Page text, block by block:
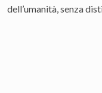
dell’umanità, senza